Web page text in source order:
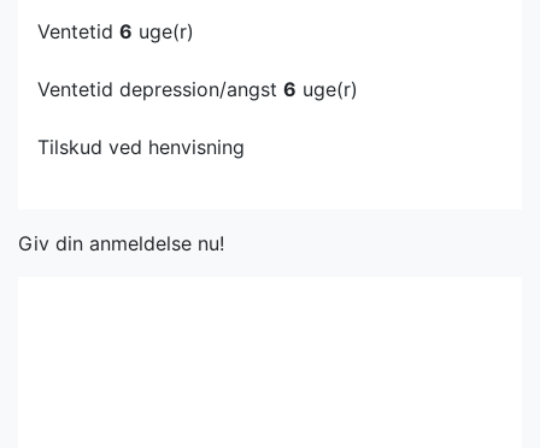
Ventetid 6 uge(r)
Ventetid depression/angst 6 uge(r)
Tilskud ved henvisning
Giv din anmeldelse nu!